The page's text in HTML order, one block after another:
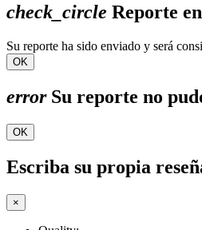
check_circle Reporte
Su reporte ha sido enviado y será
OK
errorSu reporte no
OK
Escriba su propia
×